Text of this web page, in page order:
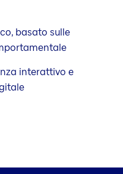
basato sulle
interattivo e